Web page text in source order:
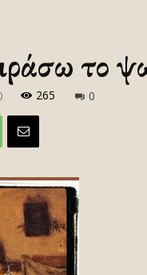
το
265 0